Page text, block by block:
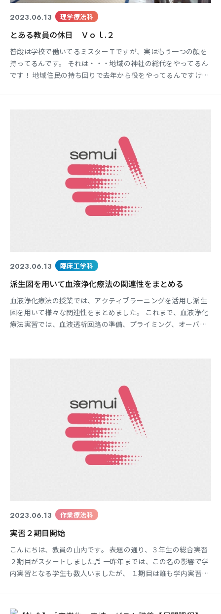
2023.06.13 理学療法科
とある教員の休日 Ｖｏｌ.２
普段は学校で働いてるミスターＴですが、実はもう一つの顔を
持ってるんです。 それは・・・地域の神社の総代をやってるん
です！ 地域住民の持ち回りで去年から役をやってるんですけど
い前？に建立されたらしいですが、詳細は不明とのこと。 「こ
2023.06.13 臨床工学科
派生図を用いて血液浄化療法の関連性をまとめる
血液浄化療法の授業では、アクティブラーニングを活用し派生
図を用いて様々な関連性をまとめました。 これまで、血液浄化
療法実習では、血液透析回路の準備、プライミング、オーバー
べて関連し、患者さんの安全を維持するために不可欠です。 ま
2023.06.13 作業療法科
実習２期目開始
こんにちは、教員の山内です。 表題の通り、３年生の総合実習
２期目がスタートしました♬ 一昨年までは、この名の影響で学
内実習となる学生も数人いましたが、 １期目は誰も学内実習に
２期目も全員が病院で実習を終えれるようにサポートしていき
ます。 ４０日間頑張っていきましょう(^^♪